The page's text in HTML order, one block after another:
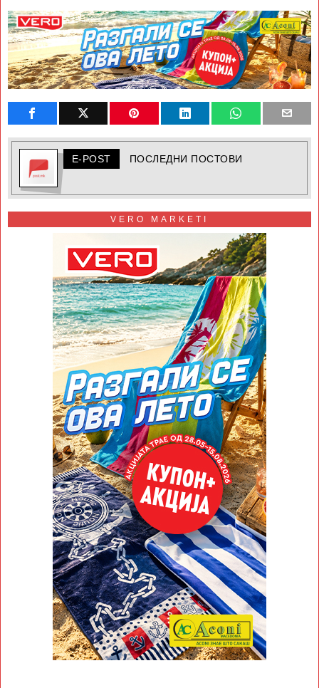
E-POST ПОСЛЕДНИ ПОСТОВИ
VERO MARKETI